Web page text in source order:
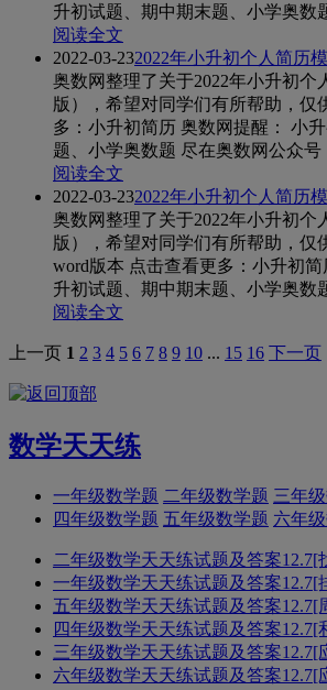
升初试题、期中期末题、小学奥数
阅读全文
2022-03-232022年小升初个人简历
奥数网整理了关于2022年小升初个
版），希望对同学们有所帮助，仅
多：小升初简历 奥数网提醒： 小
题、小学奥数题 尽在奥数网公众号
阅读全文
2022-03-232022年小升初个人简历
奥数网整理了关于2022年小升初个
版），希望对同学们有所帮助，仅
word版本 点击查看更多：小升初
升初试题、期中期末题、小学奥数
阅读全文
上一页 1 2 3 4 5 6 7 8 9 10 ... 15 16 下一页
数学天天练
一年级数学题 二年级数学题 三年
四年级数学题 五年级数学题 六年
二年级数学天天练试题及答案12.7[
一年级数学天天练试题及答案12.7[
五年级数学天天练试题及答案12.7[
四年级数学天天练试题及答案12.7[
三年级数学天天练试题及答案12.7[
六年级数学天天练试题及答案12.7[